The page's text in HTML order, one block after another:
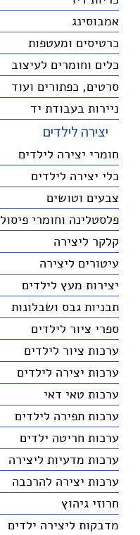
אמבוסינג
כרטיסים ומעטפות
כלים וחומרים לעיצוב
סרטים, כפתורים ועוד
ניירות בעבודת יד
יצירה לילדים
חומרי יצירה לילדים
כלי יצירה לילדים
צבעים וטושים
פלסטלינה וחומרי פיסול
קלקר ליצירה
עיטורים ליצירה
יצירות מעץ לילדים
תבניות גבס ושבלונות
ספרי ציור לילדים
ערכות ציור לילדים
ערכות יצירה לילדים
ערכות טאי דאי
ערכות תפירה לילדים
ערכות חריטה ילדים
ערכות מדעיות ליצירה
ערכות יצירה להרכבה
חרוזי גיהוץ
מדבקות ליצירה ילדים